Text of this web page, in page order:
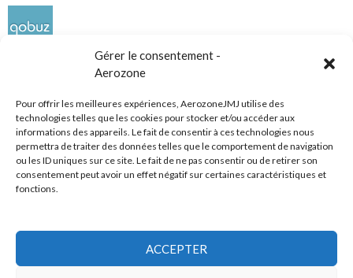
Gérer le consentement -
Aerozone
Pour offrir les meilleures expériences, AerozoneJMJ utilise des
technologies telles que les cookies pour stocker et/ou accéder aux
informations des appareils. Le fait de consentir à ces technologies nous
permettra de traiter des données telles que le comportement de navigation
ou les ID uniques sur ce site. Le fait de ne pas consentir ou de retirer son
consentement peut avoir un effet négatif sur certaines caractéristiques et
fonctions.
ACCEPTER
Réseaux sociaux